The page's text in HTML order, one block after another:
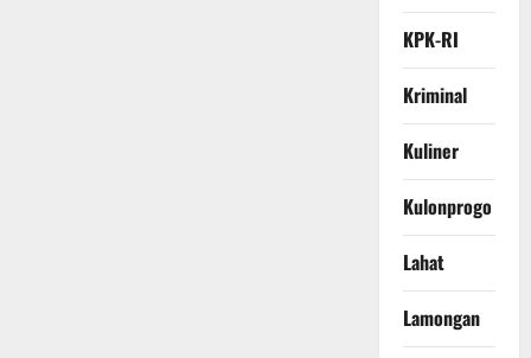
KPK-RI
Kriminal
Kuliner
Kulonprogo
Lahat
Lamongan